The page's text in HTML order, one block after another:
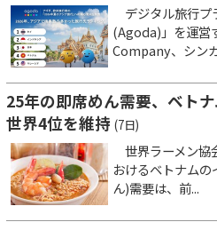
デジタル旅行プ
(Agoda)」を運営
Company、シン
25年の即席めん需要、ベト
世界4位を維持 (7日)
世界ラーメン協
おけるベトナム
ん)需要は、前...